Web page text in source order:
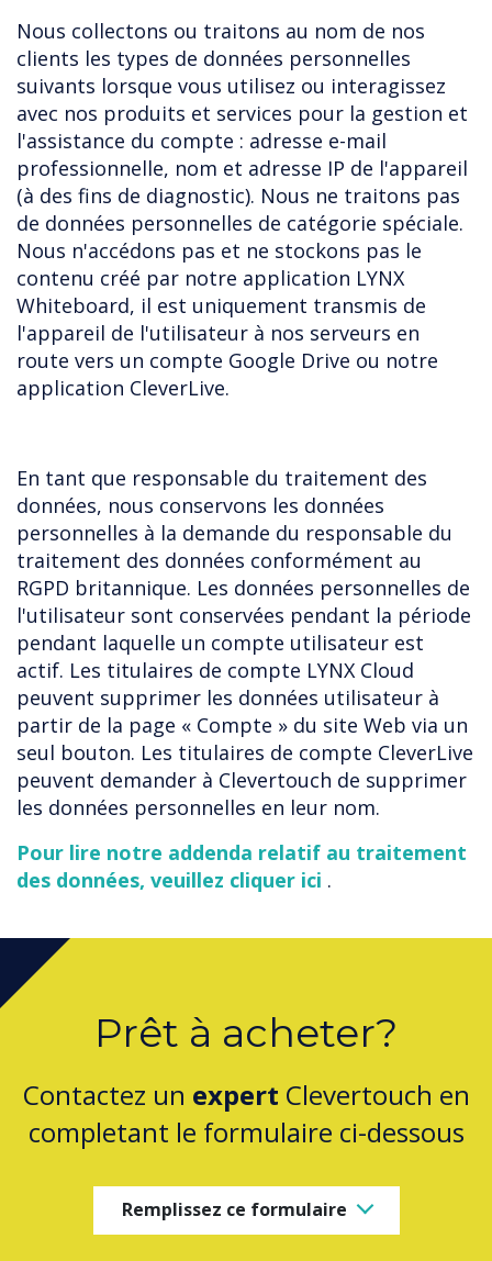
Nous collectons ou traitons au nom de nos
clients les types de données personnelles
suivants lorsque vous utilisez ou interagissez
avec nos produits et services pour la gestion et
l'assistance du compte : adresse e-mail
professionnelle, nom et adresse IP de l'appareil
(à des fins de diagnostic). Nous ne traitons pas
de données personnelles de catégorie spéciale.
Nous n'accédons pas et ne stockons pas le
contenu créé par notre application LYNX
Whiteboard, il est uniquement transmis de
l'appareil de l'utilisateur à nos serveurs en
route vers un compte Google Drive ou notre
application CleverLive.
En tant que responsable du traitement des
données, nous conservons les données
personnelles à la demande du responsable du
traitement des données conformément au
RGPD britannique. Les données personnelles de
l'utilisateur sont conservées pendant la période
pendant laquelle un compte utilisateur est
actif. Les titulaires de compte LYNX Cloud
peuvent supprimer les données utilisateur à
partir de la page « Compte » du site Web via un
seul bouton. Les titulaires de compte CleverLive
peuvent demander à Clevertouch de supprimer
les données personnelles en leur nom.
Pour lire notre addenda relatif au traitement
des données, veuillez cliquer ici .
Prêt à acheter?
Contactez un expert Clevertouch en
completant le formulaire ci-dessous
Remplissez ce formulaire